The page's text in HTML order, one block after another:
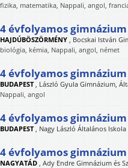
fizika, matematika, Nappali, angol,
4 évfolyamos
HAJDÚBÖSZÖRMÉNY , Bocskai István
biológia, kémia, Nappali, angol, német
4 évfolyamos gimnázium
BUDAPEST, László Gyula Gimnázium,
Nappali, angol
4 évfolyamos gimnázium
BUDAPEST, Nagy László Általános
4 évfolyamos
NAGYATÁD , Ady Endre Gimnázium és